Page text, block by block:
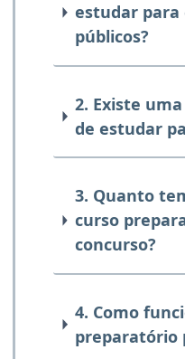
estudar para
públicos?
2. Existe
de estudar
3. Quanto
curso
concurso?
4. Como
preparatório